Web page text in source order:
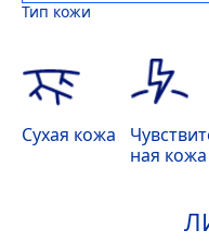
Тип кожи
Сухая кожа
ная кожа